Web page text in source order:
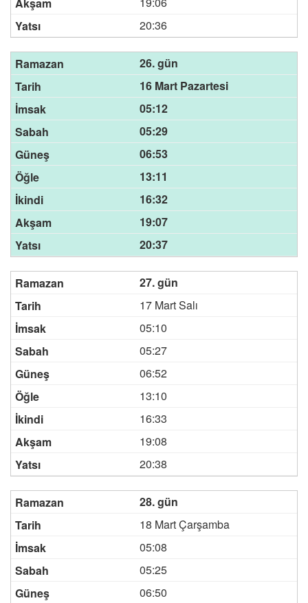
20:36
26. gün
16 Mart Pazartesi
05:12
05:29
06:53
13:11
16:32
19:07
20:37
27. gün
17 Mart Salı
05:10
05:27
06:52
13:10
16:33
19:08
20:38
28. gün
18 Mart Çarşamba
05:08
05:25
06:50